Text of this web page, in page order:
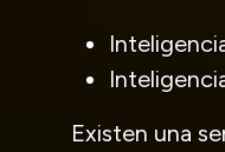
Existen una